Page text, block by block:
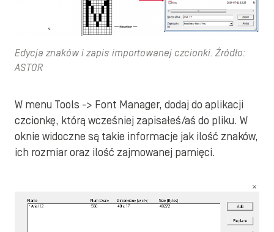
Edycja znaków i zapis importowanej czcionki. Źródło:
ASTOR
W menu Tools -> Font Manager, dodaj do aplikacji
czcionkę, którą wcześniej zapisałeś/aś do pliku. W
oknie widoczne są takie informacje jak ilość znaków,
ich rozmiar oraz ilość zajmowanej pamięci.